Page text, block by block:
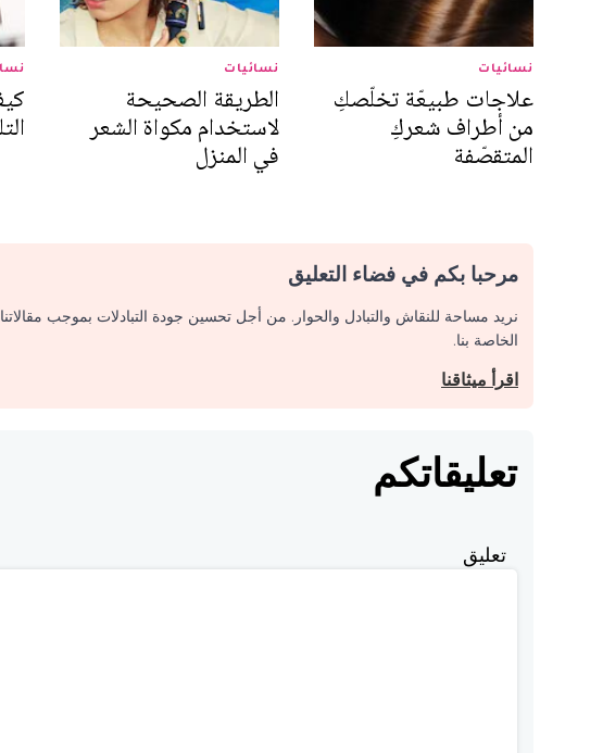
نسائيات
علاجات طبيعّة تخلّصكِ
من أطراف شعركِ
المتقصّفة
نسائيات
الطريقة الصحيحة
لاستخدام مكواة الشعر
في المنزل
مرحبا بكم في فضاء التعليق
نريد مساحة للنقاش والتبادل والحوار. من أجل تحسين جودة التبادلات بموجب
الخاصة بنا.
اقرأ ميثاقنا
تعليقاتكم
تعليق